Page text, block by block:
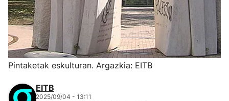
Pintaketak eskulturan. Argazkia: EITB
EITB
2025/09/04 - 13:11